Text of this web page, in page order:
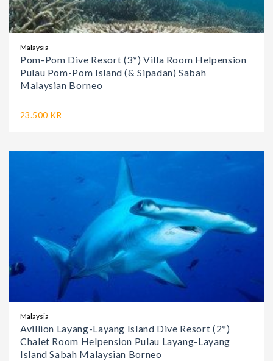
Malaysia
Pom-Pom Dive Resort (3*) Villa Room Helpension
Pulau Pom-Pom Island (& Sipadan) Sabah
Malaysian Borneo
23.500 KR
Malaysia
Avillion Layang-Layang Island Dive Resort (2*)
Chalet Room Helpension Pulau Layang-Layang
Island Sabah Malaysian Borneo